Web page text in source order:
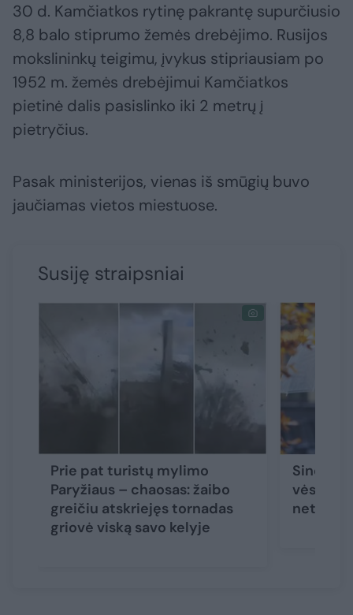
30 d. Kamčiatkos rytinę pakrantę supurčiusio
8,8 balo stiprumo žemės drebėjimo. Rusijos
mokslininkų teigimu, įvykus stipriausiam po
1952 m. žemės drebėjimui Kamčiatkos
pietinė dalis pasislinko iki 2 metrų į
pietryčius.
Pasak ministerijos, vienas iš smūgių buvo
jaučiamas vietos miestuose.
Susiję straipsniai
Prie pat turistų mylimo
Paryžiaus – chaosas: žaibo
greičiu atskriejęs tornadas
griovė viską savo kelyje